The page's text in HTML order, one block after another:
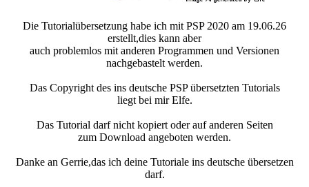
Die Tutorialübersetzung habe ich mit PSP 2020 am 19.06.26
erstellt,dies kann aber
auch problemlos mit anderen Programmen und Versionen
nachgebastelt werden.
Das Copyright des ins deutsche PSP übersetzten Tutorials
liegt bei mir Elfe.
Das Tutorial darf nicht kopiert oder auf anderen Seiten
zum Download angeboten werden.
Danke an Gerrie,das ich deine Tutoriale ins deutsche übersetzen
darf.